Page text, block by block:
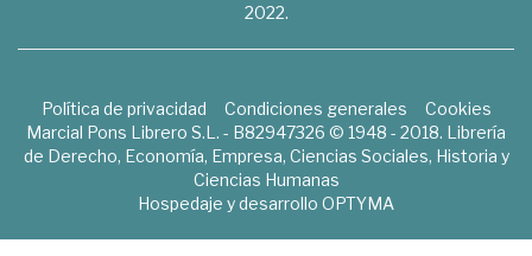
2022.
Política de privacidad Condiciones generales
Cookies
Marcial Pons Librero S.L. - B82947326 © 1948 - 2018. Librería
de Derecho, Economía, Empresa, Ciencias Sociales, Historia y
Ciencias Humanas
Hospedaje y desarrollo OPTYMA